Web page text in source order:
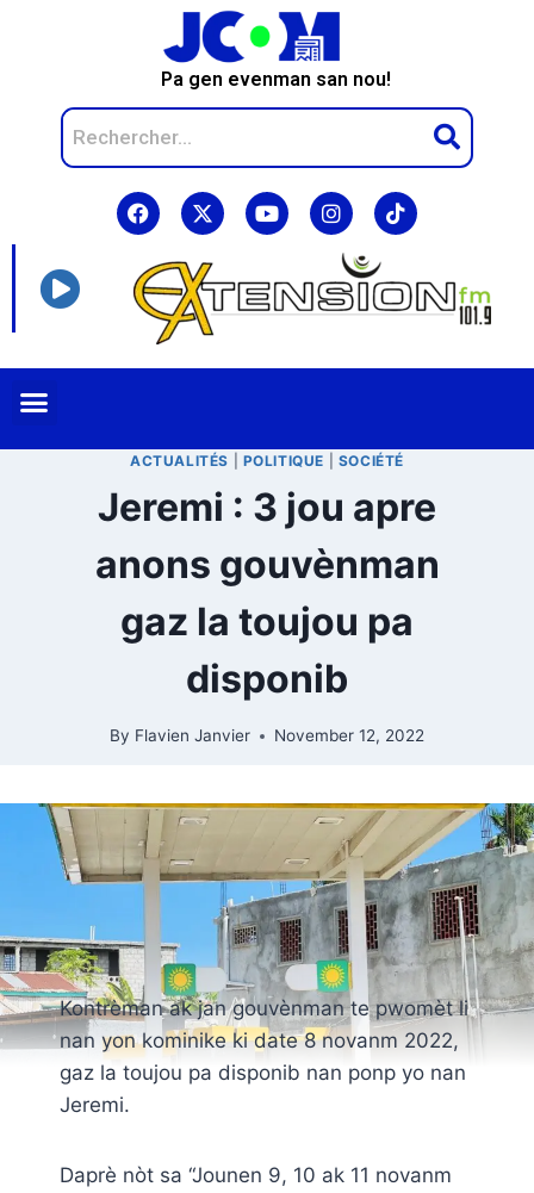
Pa gen evenman san nou!
ACTUALITÉS POLITIQUE SOCIÉTÉ
Jeremi : 3 jou apre
anons gouvènman
gaz la toujou pa
disponib
By Flavien Janvier November 12, 2022
Kontrèman ak jan gouvènman te pwomèt li
nan yon kominike ki date 8 novanm 2022,
gaz la toujou pa disponib nan ponp yo nan
Jeremi.
Daprè nòt sa “Jounen 9, 10 ak 11 novanm